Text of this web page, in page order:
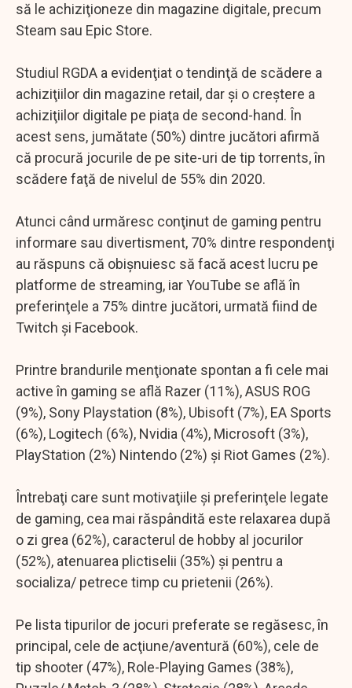
să le achiziţioneze din magazine digitale, precum
Steam sau Epic Store.
Studiul RGDA a evidenţiat o tendinţă de scădere a
achiziţiilor din magazine retail, dar şi o creştere a
achiziţiilor digitale pe piaţa de second-hand. În
acest sens, jumătate (50%) dintre jucători afirmă
că procură jocurile de pe site-uri de tip torrents, în
scădere faţă de nivelul de 55% din 2020.
Atunci când urmăresc conţinut de gaming pentru
informare sau divertisment, 70% dintre respondenţi
au răspuns că obişnuiesc să facă acest lucru pe
platforme de streaming, iar YouTube se află în
preferinţele a 75% dintre jucători, urmată fiind de
Twitch şi Facebook.
Printre brandurile menţionate spontan a fi cele mai
active în gaming se află Razer (11%), ASUS ROG
(9%), Sony Playstation (8%), Ubisoft (7%), EA Sports
(6%), Logitech (6%), Nvidia (4%), Microsoft (3%),
PlayStation (2%) Nintendo (2%) şi Riot Games (2%).
Întrebaţi care sunt motivaţiile şi preferinţele legate
de gaming, cea mai răspândită este relaxarea după
o zi grea (62%), caracterul de hobby al jocurilor
(52%), atenuarea plictiselii (35%) şi pentru a
socializa/ petrece timp cu prietenii (26%).
Pe lista tipurilor de jocuri preferate se regăsesc, în
principal, cele de acţiune/aventură (60%), cele de
tip shooter (47%), Role-Playing Games (38%),